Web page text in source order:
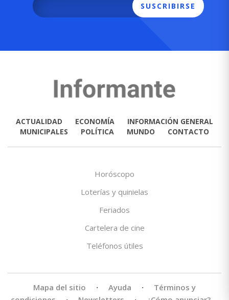
SUSCRIBIRSE
ACTUALIDAD ECONOMÍA
INFORMACIÓN GENERAL
MUNICIPALES
POLÍTICA MUNDO CONTACTO
Horóscopo
Loterías y quinielas
Feriados
Cartelera de cine
Teléfonos útiles
Mapa del sitio · Ayuda ·
Términos y